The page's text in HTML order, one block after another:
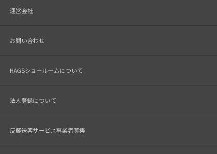
運営会社
お問い合わせ
HAGSショールームについて
法人登録について
反響送客サービス事業者募集